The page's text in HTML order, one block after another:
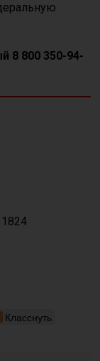
8 800 350-94-
Класснуть